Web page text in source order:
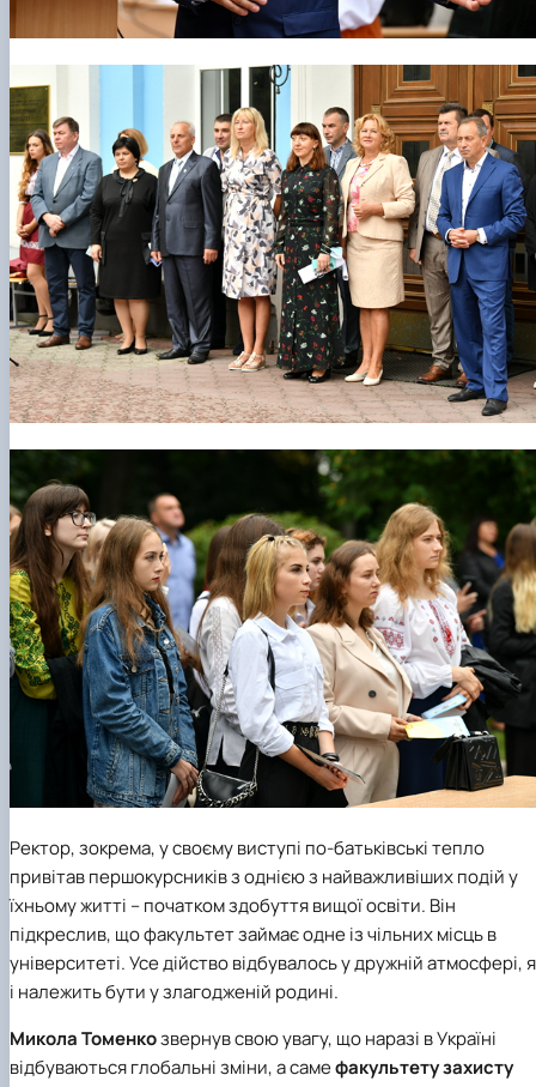
Ректор, зокрема, у своєму виступі по-батьківські тепло
привітав першокурсників з однією з найважливіших подій у
їхньому житті – початком здобуття вищої освіти. Він
підкреслив, що факультет займає одне із чільних місць в
університеті. Усе дійство відбувалось у дружній атмосфері,
і належить бути у злагодженій родині.
Микола Томенкозвернув свою увагу, що наразі в Україні
відбуваються глобальні зміни, а самефакультету захисту